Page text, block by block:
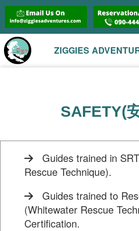
ZIGGIES
SAFETY(
Guides trained in
Rescue Technique).
Guides trained to
(Whitewater Rescue
Certification.